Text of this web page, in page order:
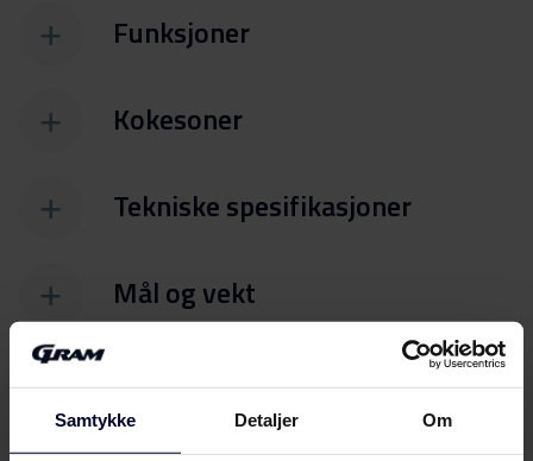
Samtykke Detaljer Om
Funksjoner
Kokesoner
Tekniske spesifikasjoner
Mål og vekt